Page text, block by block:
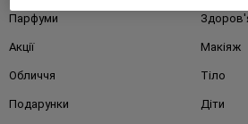
Парфуми
Акції Макіяж
Обличчя Тіло
Подарунки Діти